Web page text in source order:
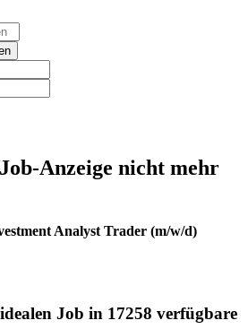
Anzeige nicht mehr
Analyst Trader (m/w/d)
Job in 17258 verfügbare